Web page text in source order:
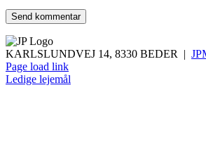
KARLSLUNDVEJ 14, 8330 BEDER |
Page load link
Ledige lejemål